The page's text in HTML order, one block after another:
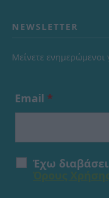
NEWSLETTER
Μείνετε
Email *
Έχω